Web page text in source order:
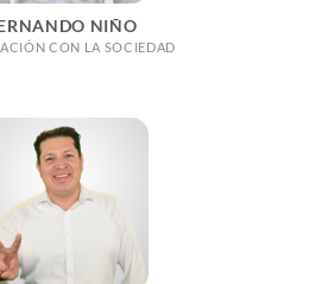
NIÑO
CON LA SOCIEDAD